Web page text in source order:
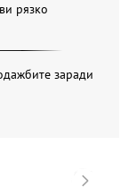
рязко
заради